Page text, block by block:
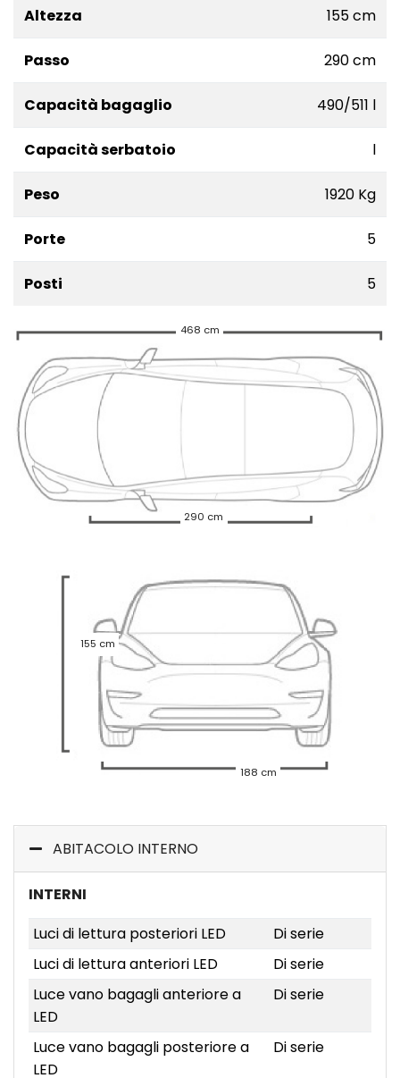
Altezza 155 cm
Passo 290 cm
Capacità bagaglio 490/511 l
Capacità serbatoio l
Peso 1920 Kg
Porte 5
Posti 5
468 cm
290 cm
155 cm
188 cm
ABITACOLO INTERNO
INTERNI
Luci di lettura posteriori LED
Di serie
Luci di lettura anteriori LED
Di serie
Luce vano bagagli anteriore a
LED
Di serie
Luce vano bagagli posteriore a
LED
Di serie